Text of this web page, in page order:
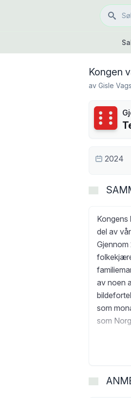
Kongen
av Gisle
2024
Kongens
del av
av noen
som
som